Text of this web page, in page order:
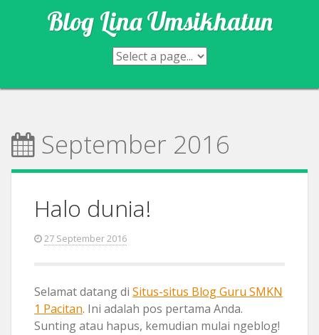
Blog Lina Umsikhatun
September 2016
Halo dunia!
27 September 2016
Selamat datang di Situs-situs Blog Guru SMKN
1 Pacitan. Ini adalah pos pertama Anda.
Sunting atau hapus, kemudian mulai ngeblog!